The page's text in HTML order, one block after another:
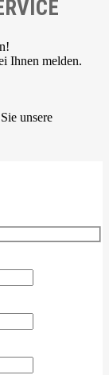
Ihnen melden.
unsere